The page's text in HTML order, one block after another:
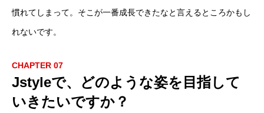
COMPANY
慣れてしまって。そこが一番成長できたなと言えるところかもし
れないです。
CHAPTER 07
Jstyleで、どのような姿を目指して
いきたいですか？